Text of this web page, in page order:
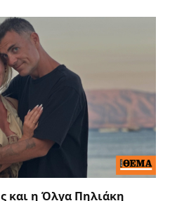
και η Όλγα Πηλιάκη